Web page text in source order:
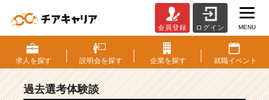
S・
選
考
験
会員登録 ログイン MENU
求人を探す 説明会を探す 企業を探す 就職イベント
過去選考体験談